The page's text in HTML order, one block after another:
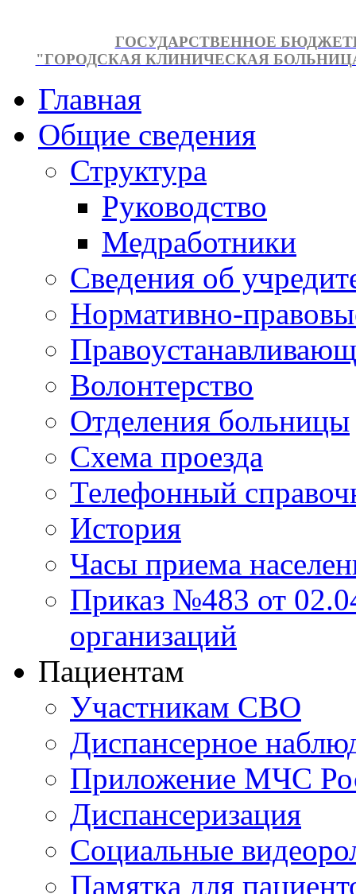
ГОСУДАРСТВЕННОЕ
"ГОРОДСКАЯ КЛИНИЧЕСКАЯ
Главная
Общие сведения
Структура
Руководство
Медработники
Сведения об
Нормативно-
Волонтерство
Отделения больницы
Схема проезда
Телефонный
История
Часы приема
Приказ №483 от
организаций
Пациентам
Участникам СВО
Диспансерное
Приложение МЧС
Диспансеризация
Социальные
Памятка для